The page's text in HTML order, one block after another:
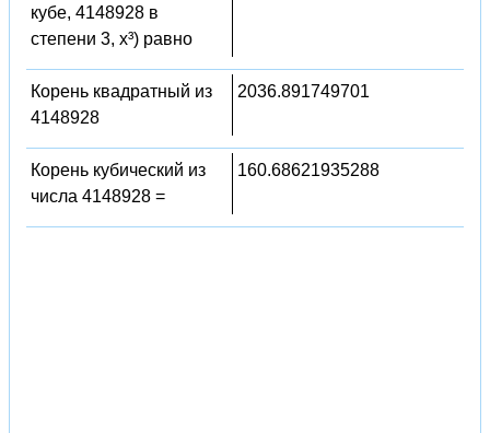
кубе, 4148928 в
степени 3, x³) равно
Корень квадратный из
4148928
2036.891749701
Корень кубический из
числа 4148928 =
160.68621935288